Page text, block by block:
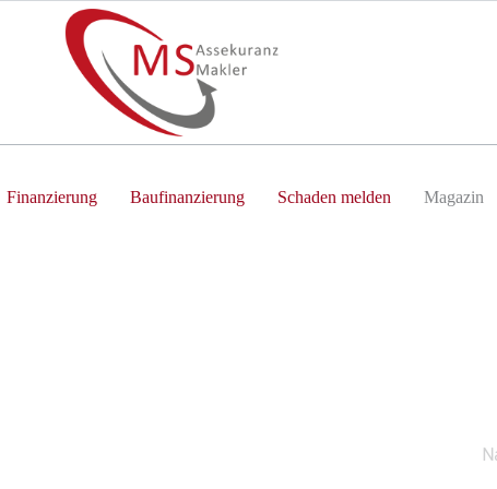
Finanzierung Baufinanzierung Schaden melden Magazin